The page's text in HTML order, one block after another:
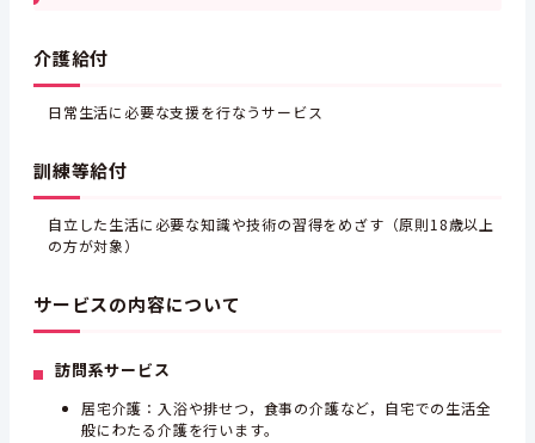
介護給付
日常生活に必要な支援を行なうサービス
訓練等給付
自立した生活に必要な知識や技術の習得をめざす（原則18歳以上
の方が対象）
サービスの内容について
訪問系サービス
居宅介護：入浴や排せつ，食事の介護など，自宅での生活全
般にわたる介護を行います。